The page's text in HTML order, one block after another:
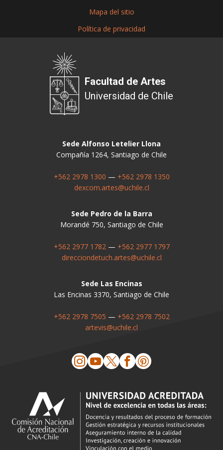
Mapa del sitio
Política de privacidad
Facultad de Artes
Universidad de Chile
Sede Alfonso Letelier Llona
Compañía 1264, Santiago de Chile
+562 2978 1300 — +562 2978 1350
dexcom.artes@uchile.cl
Sede Pedro de la Barra
Morandé 750, Santiago de Chile
+562 2977 1782— +562 2977 1797
direcciondetuch.artes@uchile.cl
Sede Las Encinas
Las Encinas 3370, Santiago de Chile
+562 2978 7505 — +562 2978 7502
artevis@uchile.cl